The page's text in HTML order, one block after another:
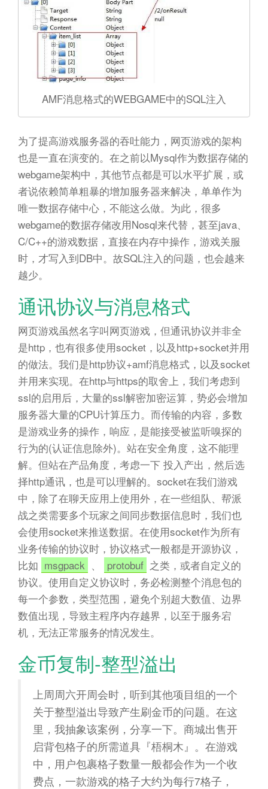
AMF消息格式的WEBGAME中的SQL注入
为了提高游戏服务器的吞吐能力，网页游戏的架构
也是一直在演变的。在之前以Mysql作为数据存储的
webgame架构中，其他节点都是可以水平扩展，或
者说依赖简单粗暴的增加服务器来解决，单单作为
唯一数据存储中心，不能这么做。为此，很多
webgame的数据存储改用Nosql来代替，甚至java、
C/C++的游戏数据，直接在内存中操作，游戏关服
时，才写入到DB中。故SQL注入的问题，也会越来
越少。
通讯协议与消息格式
网页游戏虽然名字叫网页游戏，但通讯协议并非全
是http，也有很多使用socket，以及http+socket并用
的做法。我们是http协议+amf消息格式，以及socket
并用来实现。在http与https的取舍上，我们考虑到
ssl的启用后，大量的ssl解密加密运算，势必会增加
服务器大量的CPU计算压力。而传输的内容，多数
是游戏业务的操作，响应，是能接受被监听嗅探的
行为的(认证信息除外)。站在安全角度，这不能理
解。但站在产品角度，考虑一下 投入产出，然后选
择http通讯，也是可以理解的。socket在我们游戏
中，除了在聊天应用上使用外，在一些组队、帮派
战之类需要多个玩家之间同步数据信息时，我们也
会使用socket来推送数据。在使用socket作为所有
业务传输的协议时，协议格式一般都是开源协议，
比如 msgpack 、 protobuf 之类，或者自定义的
协议。使用自定义协议时，务必检测整个消息包的
每一个参数，类型范围，避免个别超大数值、边界
数值出现，导致主程序内存越界，以至于服务宕
机，无法正常服务的情况发生。
金币复制-整型溢出
上周周六开周会时，听到其他项目组的一个
关于整型溢出导致产生刷金币的问题。在这
里，我抽象该案例，分享一下。商城出售开
启背包格子的所需道具『梧桐木』。在游戏
中，用户包裹格子数量一般都会作为一个收
费点，一款游戏的格子大约为每行7格子，